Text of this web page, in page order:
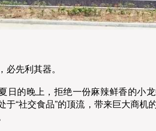
必先利其器。
日的晚上，拒绝一份麻辣鲜香的小
于“社交食品”的顶流，带来巨大商机